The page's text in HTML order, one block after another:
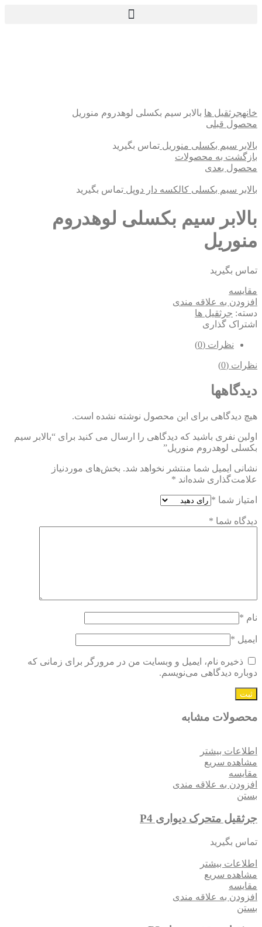
خانهجرثقیل ها بالابر سیم بکسلی لوهدروم منوریل
محصول قبلی
بالابر سیم بکسلی منوریل تماس بگیرید
بازگشت به محصولات
محصول بعدی
بالابر سیم بکسلی کالکسه دار دوپل تماس بگیرید
بالابر سیم بکسلی لوهدروم
منوریل
تماس بگیرید
مقایسه
افزودن به علاقه مندی
دسته: جرثقیل ها
اشتراک گذاری
نظرات (0)
نظرات (0)
دیدگاهها
هیچ دیدگاهی برای این محصول نوشته نشده است.
اولین نفری باشید که دیدگاهی را ارسال می کنید برای “بالابر سیم
بکسلی لوهدروم منوریل”
نشانی ایمیل شما منتشر نخواهد شد. بخش‌های موردنیاز
علامت‌گذاری شده‌اند *
امتیاز شما *
دیدگاه شما *
نام *
ایمیل *
ذخیره نام، ایمیل و وبسایت من در مرورگر برای زمانی که
دوباره دیدگاهی می‌نویسم.
محصولات مشابه
اطلاعات بیشتر
مشاهده سریع
مقایسه
افزودن به علاقه مندی
بستن
جرثقیل متحرک دیواری P4
تماس بگیرید
اطلاعات بیشتر
مشاهده سریع
مقایسه
افزودن به علاقه مندی
بستن